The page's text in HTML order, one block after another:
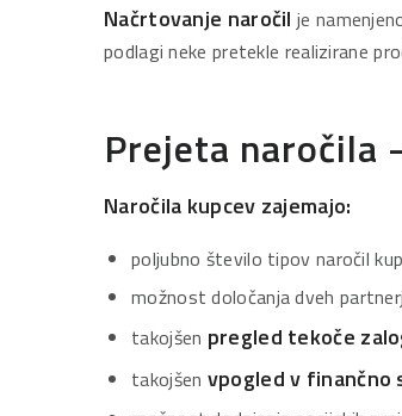
Načrtovanje naročil je
podlagi neke pretekle realizirane
Prejeta naročila
Naročila kupcev zajemajo:
poljubno število tipov naročil
možnost določanja dveh
takojšen pregled tekoče
takojšen vpogled v finančno